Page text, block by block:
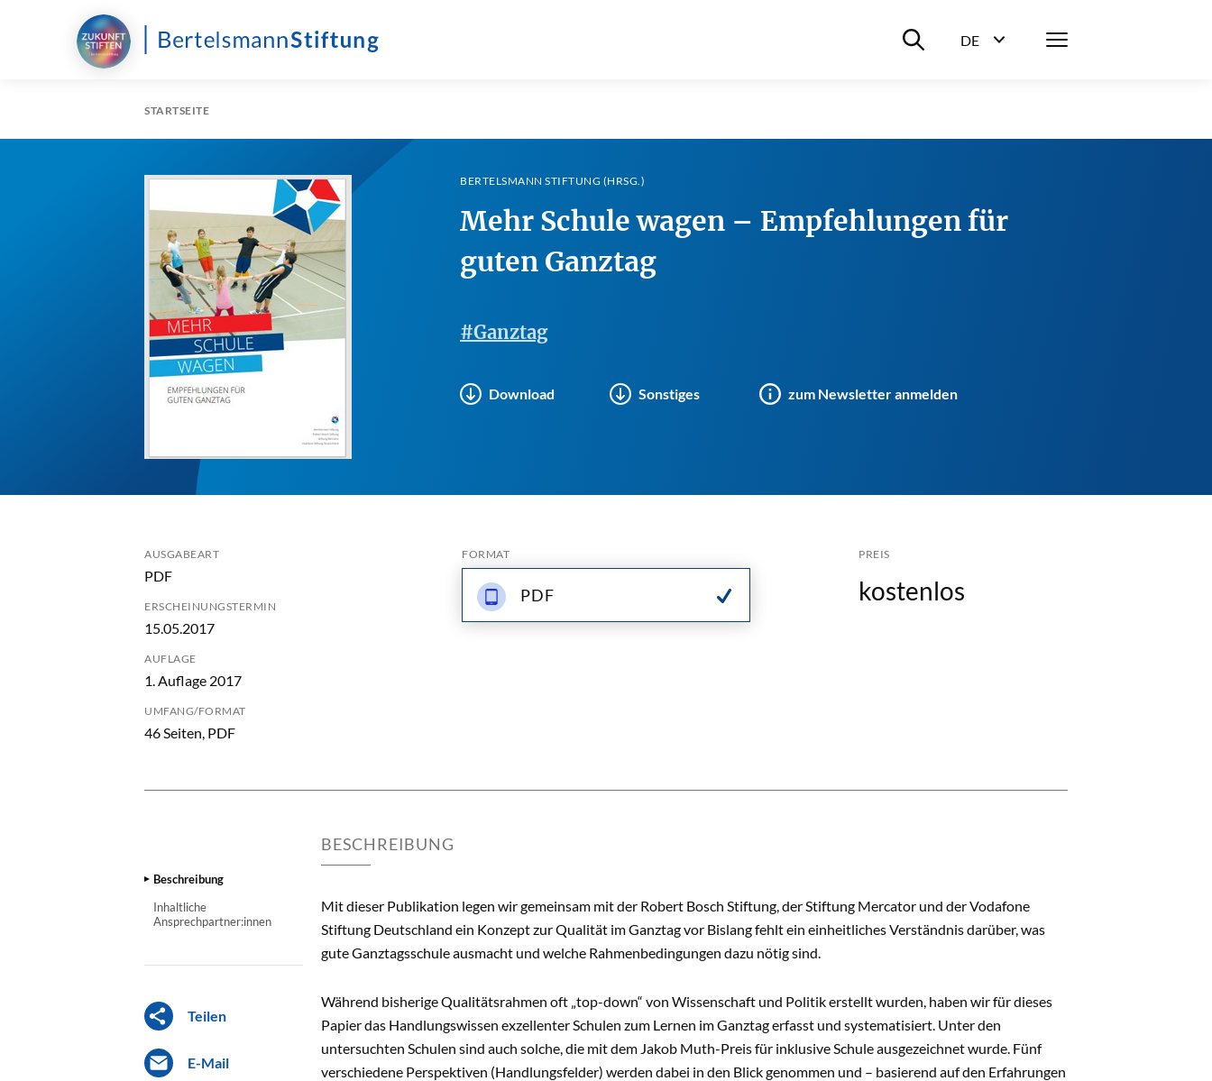
Suche ein-/ausblenden
DE
Menü
STARTSEITE
BERTELSMANN STIFTUNG (HRSG.)
Mehr Schule wagen – Empfehlungen für
guten Ganztag
#Ganztag
Download Sonstiges zum Newsletter anmelden
AUSGABEART
PDF
ERSCHEINUNGSTERMIN
15.05.2017
AUFLAGE
1. Auflage 2017
UMFANG/FORMAT
46 Seiten, PDF
FORMAT
PDF
PREIS
kostenlos
Beschreibung
Inhaltliche
Ansprechpartner:innen
Teilen
E-Mail
BESCHREIBUNG
Mit dieser Publikation legen wir gemeinsam mit der Robert Bosch Stiftung, der Stiftung Mercator und der Vodafone
Stiftung Deutschland ein Konzept zur Qualität im Ganztag vor Bislang fehlt ein einheitliches Verständnis darüber, was
gute Ganztagsschule ausmacht und welche Rahmenbedingungen dazu nötig sind.
Während bisherige Qualitätsrahmen oft „top-down“ von Wissenschaft und Politik erstellt wurden, haben wir für dieses
Papier das Handlungswissen exzellenter Schulen zum Lernen im Ganztag erfasst und systematisiert. Unter den
untersuchten Schulen sind auch solche, die mit dem Jakob Muth-Preis für inklusive Schule ausgezeichnet wurde. Fünf
verschiedene Perspektiven (Handlungsfelder) werden dabei in den Blick genommen und – basierend auf den Erfahrungen